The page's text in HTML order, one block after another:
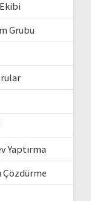
Grubu
Yaptırma
Çözdürme